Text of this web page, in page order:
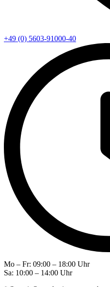
+49 (0) 5603-91000-40
Mo – Fr: 09:00 – 18:00 Uhr
Sa: 10:00 – 14:00 Uhr